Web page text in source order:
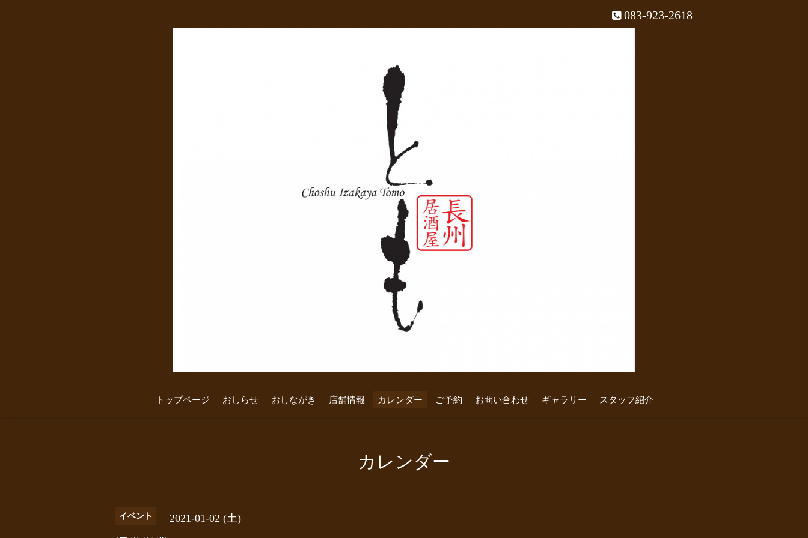
083-923-2618
トップページ おしらせ おしながき 店舗情報 カレンダー ご予約 お問い合わせ ギャラリー スタッフ紹介
カレンダー
イベント 2021-01-02 (土)